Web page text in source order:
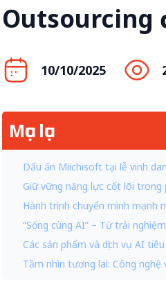
Outsourcing
10/10/2025
Mục lục
Dấu ấn Miichisoft tại lễ vinh
Giữ vững năng lực cốt lõi
Hành trình chuyển mình mạnh
“Sống cùng AI” – Từ trải
Các sản phẩm và dịch vụ AI
Tầm nhìn tương lai: Công nghệ